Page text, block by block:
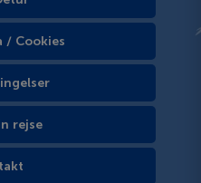
/ Cookies
rejse